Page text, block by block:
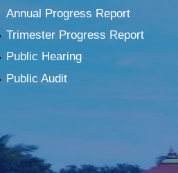
Annual Progress Report
Trimester Progress Report
Public Hearing
Public Audit